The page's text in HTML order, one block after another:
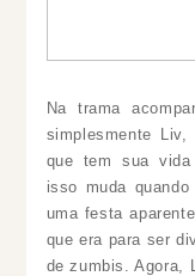
Na trama
simplesmente
que tem sua vida
isso muda
uma festa
que era para ser
de zumbis. Agora,